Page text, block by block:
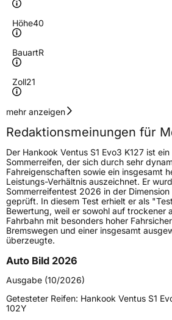
Höhe40
BauartR
Zoll21
Geschwindigkeitsindex
Höchstgeschwindigkeit
300 km/h
Lastindex100
Höchstlast800 kg
Gewicht (in kg)12,01 kg
Generelle Merkmale
FahrzeugtypPKW
Verwendung Sommerreifen
Modellname Ventus S1 Evo3 K127
Fahrzeugart
mehr anzeigen
Redaktionsmeinungen für
Der Hankook Ventus S1 Evo3 K127 ist
Sommerreifen, der sich durch sehr
Fahreigenschaften sowie ein insgesamt
Leistungs-Verhältnis auszeichnet. Er
Sommerreifentest 2026 in der
geprüft. In diesem Test erhielt er als
Bewertung, weil er sowohl auf trockener
Fahrbahn mit besonders hoher
Bremswegen und einer insgesamt
überzeugte.
Auto Bild 2026
Ausgabe (10/2026)
Getesteter Reifen: Hankook Ventus S1
102Y